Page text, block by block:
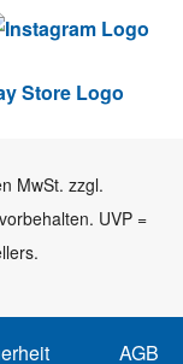
MwSt. zzgl.
UVP =
AGB